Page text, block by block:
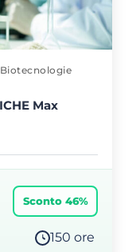
Max
Sconto 46%
150 ore